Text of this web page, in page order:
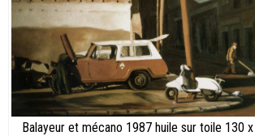
Balayeur et mécano 1987 huile sur toile 130